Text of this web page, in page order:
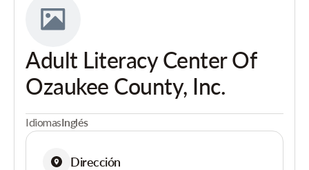
Adult Literacy Center Of
Ozaukee County, Inc.
IdiomasInglés
Dirección